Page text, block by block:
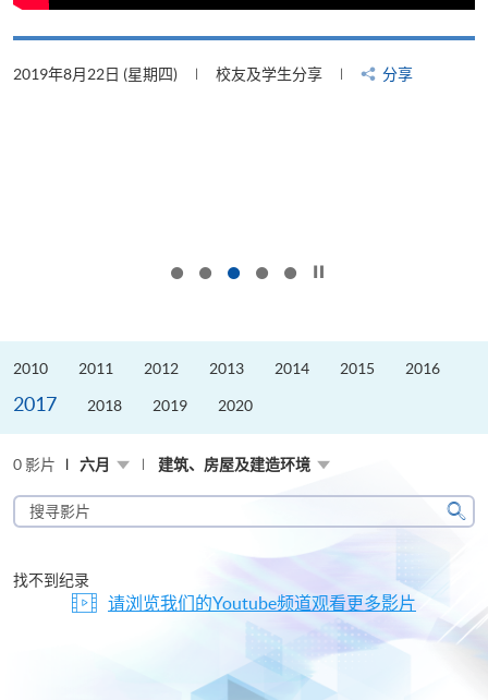
2019年8月22日 (星期四) 校友及学生分享 分享
2010 2011 2012 2013 2014 2015 2016
2017 2018 2019 2020
0 影片 六月 建筑、房屋及建造环境
搜
寻
片
搜
找不到纪录
请浏览我们的Youtube频道观看更多影片